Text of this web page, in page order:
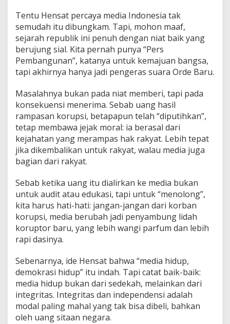
Tentu Hensat percaya media Indonesia tak
semudah itu dibungkam. Tapi, mohon maaf,
sejarah republik ini penuh dengan niat baik yang
berujung sial. Kita pernah punya “Pers
Pembangunan”, katanya untuk kemajuan bangsa,
tapi akhirnya hanya jadi pengeras suara Orde Baru.
Masalahnya bukan pada niat memberi, tapi pada
konsekuensi menerima. Sebab uang hasil
rampasan korupsi, betapapun telah “diputihkan”,
tetap membawa jejak moral: ia berasal dari
kejahatan yang merampas hak rakyat. Lebih tepat
jika dikembalikan untuk rakyat, walau media juga
bagian dari rakyat.
Sebab ketika uang itu dialirkan ke media bukan
untuk audit atau edukasi, tapi untuk “menolong”,
kita harus hati-hati: jangan-jangan dari korban
korupsi, media berubah jadi penyambung lidah
koruptor baru, yang lebih wangi parfum dan lebih
rapi dasinya.
Sebenarnya, ide Hensat bahwa “media hidup,
demokrasi hidup” itu indah. Tapi catat baik-baik:
media hidup bukan dari sedekah, melainkan dari
integritas. Integritas dan independensi adalah
modal paling mahal yang tak bisa dibeli, bahkan
oleh uang sitaan negara.